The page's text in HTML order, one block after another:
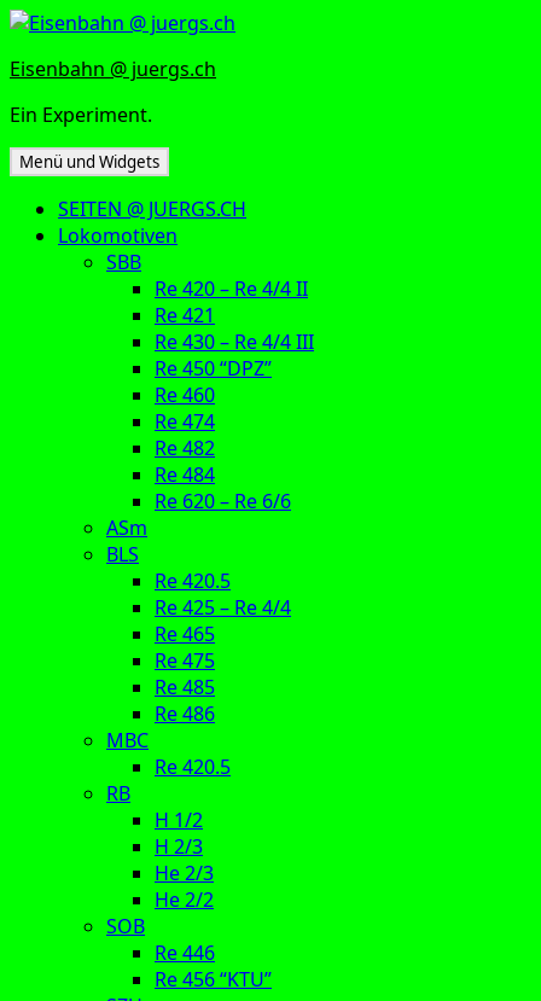
Zum
springen
Eisenbahn @ juergs.ch
Ein Experiment.
Menü und Widgets
SEITEN @ JUERGS.CH
Lokomotiven
SBB
Re 420 – Re 4/4 II
Re 421
Re 430 – Re 4/4 III
Re 450 “DPZ”
Re 460
Re 474
Re 482
Re 484
Re 620 – Re 6/6
ASm
BLS
Re 420.5
Re 425 – Re 4/4
Re 465
Re 475
Re 485
Re 486
MBC
Re 420.5
RB
H 1/2
H 2/3
He 2/3
He 2/2
SOB
Re 446
Re 456 “KTU”